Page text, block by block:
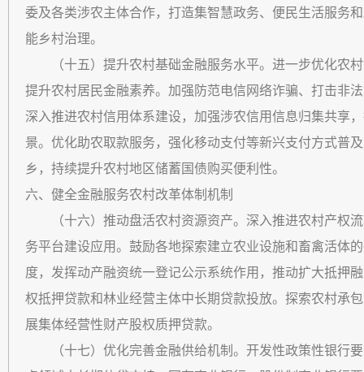
委及各类涉农主体合作，打造集智慧政务、便民生活服务
能乡村治理。
（十五）提升农村基础金融服务水平。进一步优化农
提升农村居民金融素养。加强防范电信网络诈骗、打击非
深入推进农村信用体系建设，加强涉农信用信息归集共享
景。优化助农取款服务，强化移动支付等新兴支付方式普
乡，持续提升农村地区储蓄国债购买便利性。
六、健全金融服务农村改革体制机制
（十六）推动盘活农村资源资产。深入推进农村产权
务平台建设应用。鼓励各地探索建立农业设施和畜禽活体
度，发挥动产融资统一登记公示系统作用，推动扩大抵押
权抵押贷款和林业经营主体中长期贷款投放。探索农村承
展集体经营性财产股权质押贷款。
（十七）优化完善金融供给机制。开发性政策性银行